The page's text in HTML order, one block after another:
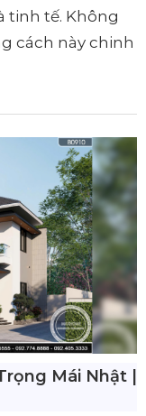
tinh tế. Không
cách này chinh
Mái Nhật |